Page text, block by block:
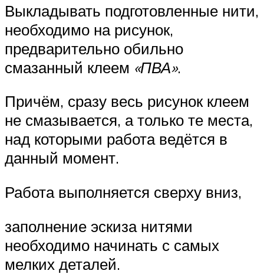
Выкладывать подготовленные нити,
необходимо на рисунок,
предварительно обильно
смазанный клеем «ПВА».
Причём, сразу весь рисунок клеем
не смазывается, а только те места,
над которыми работа ведётся в
данный момент.
Работа выполняется сверху вниз,
заполнение эскиза нитями
необходимо начинать с самых
мелких деталей.